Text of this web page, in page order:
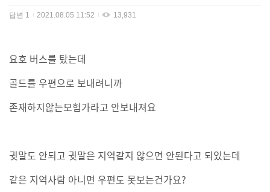
답변 1 2021.08.05 11:52 13,931
요호 버스를 탔는데
골드를 우편으로 보내려니까
존재하지않는모험가라고 안보내져요
귓말도 안되고 귓말은 지역같지 않으면 안된다고 되있는데
같은 지역사람 아니면 우편도 못보는건가요?